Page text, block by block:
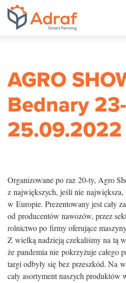
AGRO
Bednary 23-
25.09.2022
Organizowane po raz 20-ty, Agro
z największych, jeśli nie
w Europie. Prezentowany jest cały
od producentów nawozów, przez
rolnictwo po firmy oferujące
Z wielką nadzieją czekaliśmy na tą
że pandemia nie pokrzyżuje całego
targi odbyły się bez przeszkód. Na
cały asortyment naszych produktów
ADRAF